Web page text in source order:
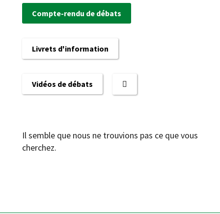
Compte-rendu de débats
Livrets d'information
Vidéos de débats
Il semble que nous ne trouvions pas ce que vous
cherchez.